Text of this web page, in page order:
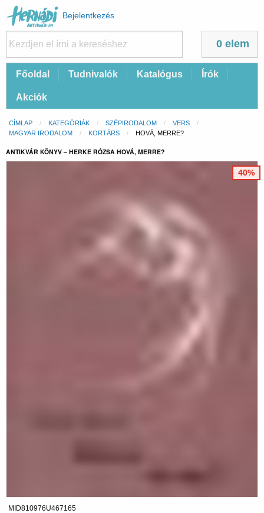
Felhasználói
fiók
menüje
Bejelentkezés
0 elem
FőFőoldal Tudnivalók Katalógus Írók
Akciók
Morzsa
CÍMLAP KATEGÓRIÁK SZÉPIRODALOM
VERS
MAGYAR IRODALOM
KORTÁRS CURRENT:
HOVÁ, MERRE?
ANTIKVÁR KÖNYV – HERKE RÓZSA HOVÁ, MERRE?
40%
MID810976U467165